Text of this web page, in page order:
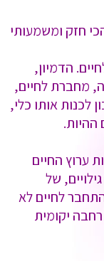
חזק ומשמעותי
הדמיון,
מחברת לחיים,
לכנות אותו כלי,
ההיות.
ערוץ החיים
של
לחיים לא
יקומית